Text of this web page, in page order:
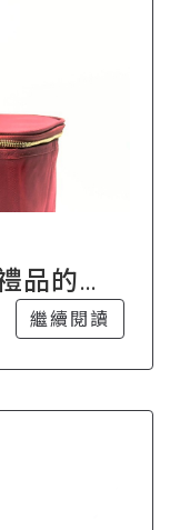
品的最
繼續閱讀